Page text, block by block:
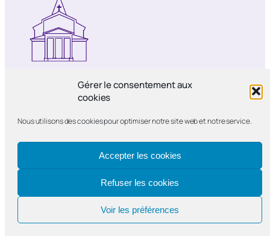
Gérer le consentement aux
cookies
Nous utilisons des cookies pour optimiser notre site web et notre service.
Accepter les cookies
Refuser les cookies
Voir les préférences
Notre-Dame de Bercy
Paroisse catholique Notre-Dame de la